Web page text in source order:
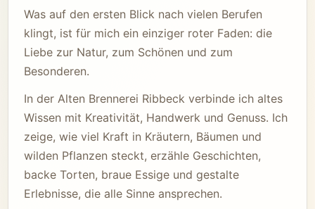
Was auf den ersten Blick nach vielen Berufen
klingt, ist für mich ein einziger roter Faden: die
Liebe zur Natur, zum Schönen und zum
Besonderen.
In der Alten Brennerei Ribbeck verbinde ich altes
Wissen mit Kreativität, Handwerk und Genuss. Ich
zeige, wie viel Kraft in Kräutern, Bäumen und
wilden Pflanzen steckt, erzähle Geschichten,
backe Torten, braue Essige und gestalte
Erlebnisse, die alle Sinne ansprechen.